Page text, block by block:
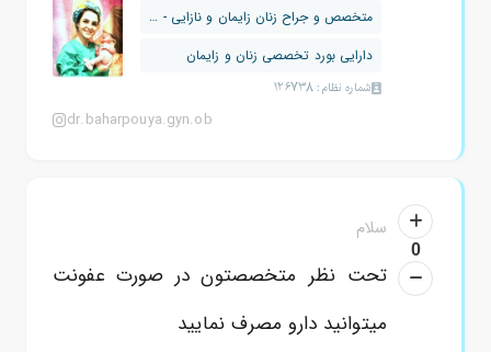
متخصص و جراح زنان زایمان و نازایی - د...
دارایی بورد تخصصی زنان و زایمان
شماره نظام: 126738
dr.baharpouya.gyn.ob
0
سلام
تحت نظر متخصصتون در صورت عفونت
میتوانید دارو مصرف نمایید